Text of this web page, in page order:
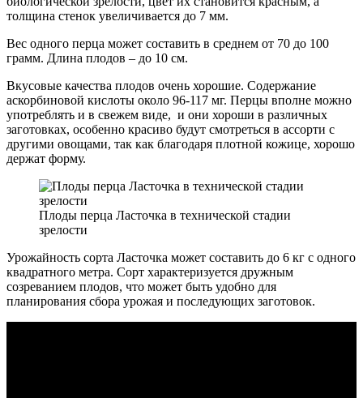
толщина стенок увеличивается до 7 мм.
Вес одного перца может составить в среднем от 70 до 100
грамм. Длина плодов – до 10 см.
Вкусовые качества плодов очень хорошие. Содержание
аскорбиновой кислоты около 96-117 мг. Перцы вполне можно
употреблять и в свежем виде, и они хороши в различных
заготовках, особенно красиво будут смотреться в ассорти с
другими овощами, так как благодаря плотной кожице, хорошо
держат форму.
Плоды перца Ласточка в технической стадии
зрелости
Урожайность сорта Ласточка может составить до 6 кг с одного
квадратного метра. Сорт характеризуется дружным
созреванием плодов, что может быть удобно для
планирования сбора урожая и последующих заготовок.